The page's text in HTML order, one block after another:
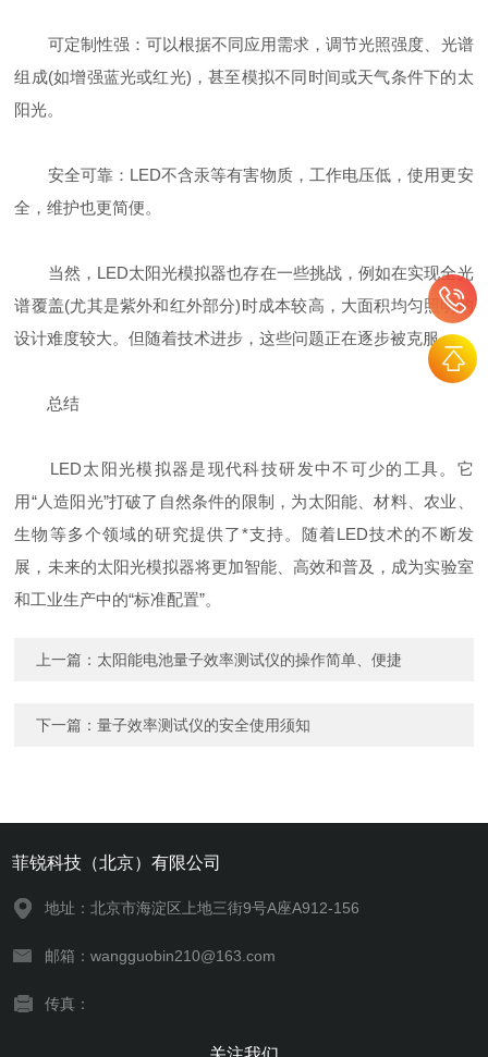
可定制性强：可以根据不同应用需求，调节光照强度、光谱
组成(如增强蓝光或红光)，甚至模拟不同时间或天气条件下的太
阳光。
安全可靠：LED不含汞等有害物质，工作电压低，使用更安
全，维护也更简便。
当然，LED太阳光模拟器也存在一些挑战，例如在实现全光
谱覆盖(尤其是紫外和红外部分)时成本较高，大面积均匀照明的
设计难度较大。但随着技术进步，这些问题正在逐步被克服。
总结
LED太阳光模拟器是现代科技研发中不可少的工具。它
用“人造阳光”打破了自然条件的限制，为太阳能、材料、农业、
生物等多个领域的研究提供了*支持。随着LED技术的不断发
展，未来的太阳光模拟器将更加智能、高效和普及，成为实验室
和工业生产中的“标准配置”。
上一篇： 太阳能电池量子效率测试仪的操作简单、便捷
下一篇：量子效率测试仪的安全使用须知
菲锐科技（北京）有限公司
地址：北京市海淀区上地三街9号A座A912-156
邮箱：wangguobin210@163.com
传真：